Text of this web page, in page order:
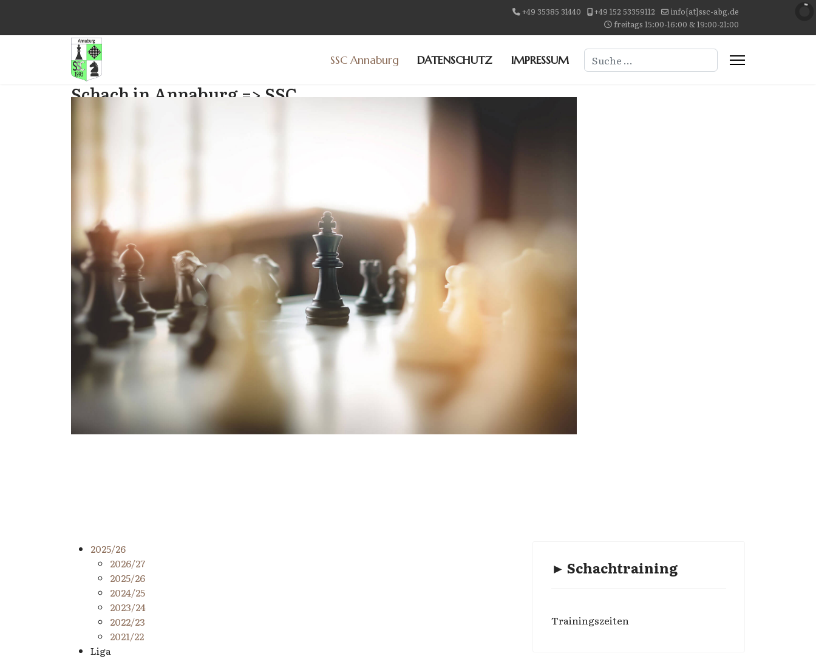
+49 35385 31440 +49 152 53359112
info{at}ssc-abg.de
freitags 15:00-16:00 & 19:00-21:00
SSC Annaburg DATENSCHUTZ IMPRESSUM Suchen
Schach in Annaburg => SSC
2025/26
2026/27
2025/26
2024/25
2023/24
2022/23
2021/22
Liga
► Schachtraining
Trainingszeiten